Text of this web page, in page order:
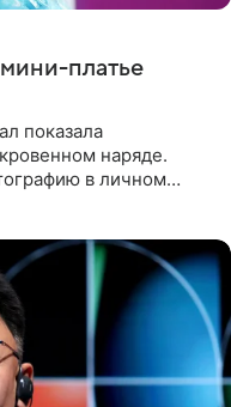
платье
показала
наряде.
в личном